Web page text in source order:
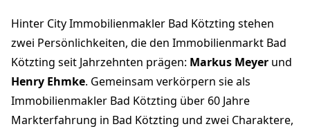
Hinter City Immobilienmakler Bad Kötzting stehen
zwei Persönlichkeiten, die den Immobilienmarkt Bad
Kötzting seit Jahrzehnten prägen: Markus Meyer und
Henry Ehmke. Gemeinsam verkörpern sie als
Immobilienmakler Bad Kötzting über 60 Jahre
Markterfahrung in Bad Kötzting und zwei Charaktere,